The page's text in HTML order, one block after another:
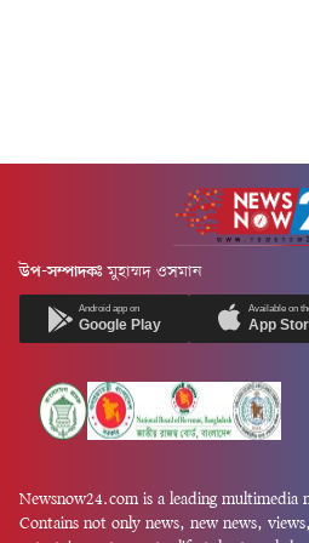
উপ-সম্পাদকঃ মুহাম্মদ ওসমান
Android app on
Google Play
Available on
App
Newsnow24.com is a leading multimedia
Contains not only news, new news,